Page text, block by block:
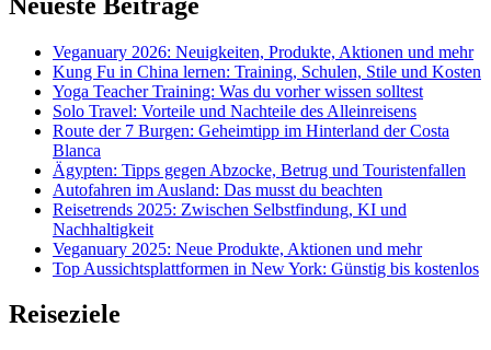
Veganuary 2026: Neuigkeiten, Produkte, Aktionen und mehr
Kung Fu in China lernen: Training, Schulen, Stile und Kosten
Yoga Teacher Training: Was du vorher wissen solltest
Solo Travel: Vorteile und Nachteile des Alleinreisens
Route der 7 Burgen: Geheimtipp im Hinterland der Costa
Blanca
Ägypten: Tipps gegen Abzocke, Betrug und Touristenfallen
Autofahren im Ausland: Das musst du beachten
Reisetrends 2025: Zwischen Selbstfindung, KI und
Nachhaltigkeit
Veganuary 2025: Neue Produkte, Aktionen und mehr
Top Aussichtsplattformen in New York: Günstig bis kostenlos
Reiseziele